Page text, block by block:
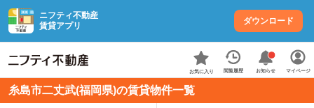
ニフティ不動産
賃貸アプリ
ダウンロード
お気に入り 閲覧履歴 お知らせ マイページ
糸島市二丈武(福岡県)の賃貸物件一覧